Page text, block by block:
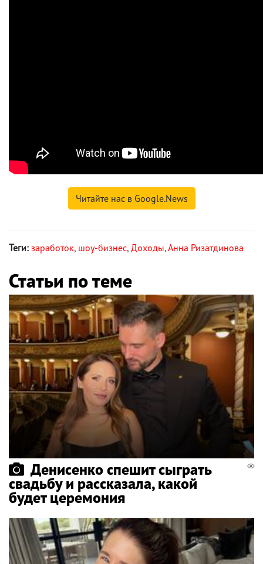
Читайте нас в Google.News
Теги: заработок, шоу-бизнес, Доходы,Анна Ризатдинова
Статьи по теме
Денисенко спешит сыграть
свадьбу и рассказала, какой
будет церемония